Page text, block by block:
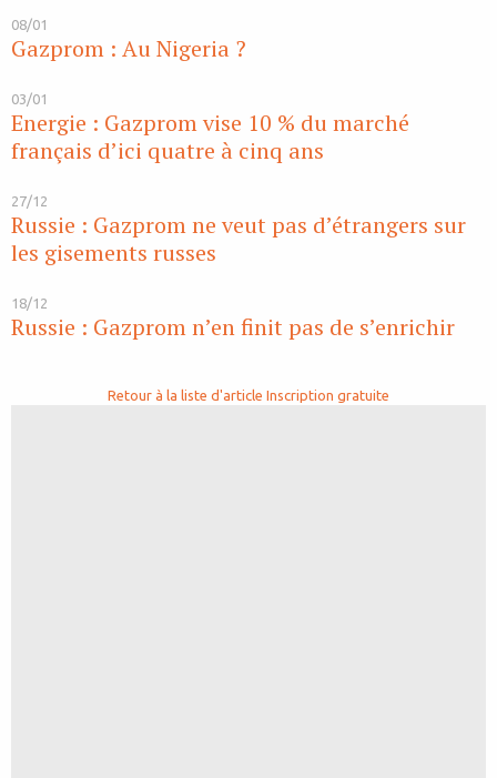
08/01
Gazprom : Au Nigeria ?
03/01
Energie : Gazprom vise 10 % du marché
français d’ici quatre à cinq ans
27/12
Russie : Gazprom ne veut pas d’étrangers sur
les gisements russes
18/12
Russie : Gazprom n’en finit pas de s’enrichir
Retour à la liste d'article Inscription gratuite